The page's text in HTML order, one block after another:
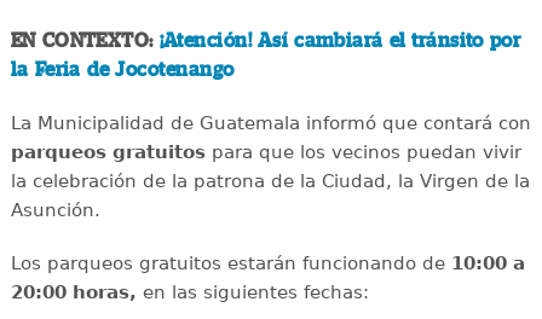
EN CONTEXTO:¡Atención! Así cambiará el tránsito por
la Feria de Jocotenango
La Municipalidad de Guatemala informó que contará con
parqueos gratuitospara que los vecinos puedan vivir
la celebración de la patrona de la Ciudad, la Virgen de la
Asunción.
Los parqueos gratuitos estarán funcionando de 10:00 a
20:00 horas, en las siguientes fechas: